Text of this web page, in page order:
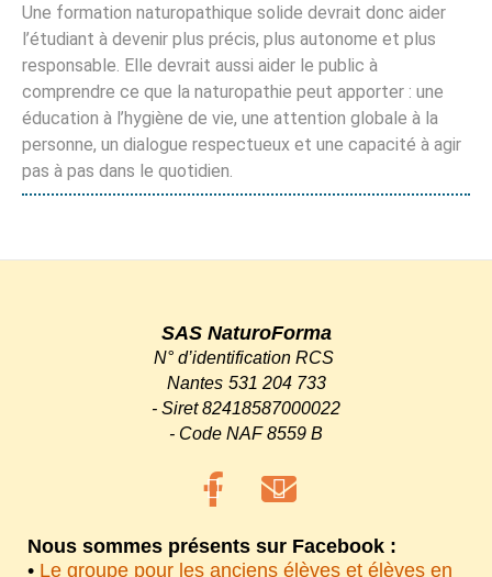
Une formation naturopathique solide devrait donc aider
l’étudiant à devenir plus précis, plus autonome et plus
responsable. Elle devrait aussi aider le public à
comprendre ce que la naturopathie peut apporter : une
éducation à l’hygiène de vie, une attention globale à la
personne, un dialogue respectueux et une capacité à agir
pas à pas dans le quotidien.
SAS NaturoForma
N° d’identification RCS
Nantes 531 204 733
- Siret 82418587000022
- Code NAF 8559 B
Nous sommes présents sur Facebook :
• Le groupe pour les anciens élèves et élèves en